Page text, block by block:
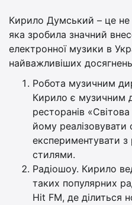
Кирило Думський – це
яка зробила значний
електронної музики в
найважливіших
Робота музичним
Кирило є музичним
ресторанів
йому реалізовувати
експериментувати
стилями.
Радіошоу. Кирило
таких популярних
Hit FM, де ділиться